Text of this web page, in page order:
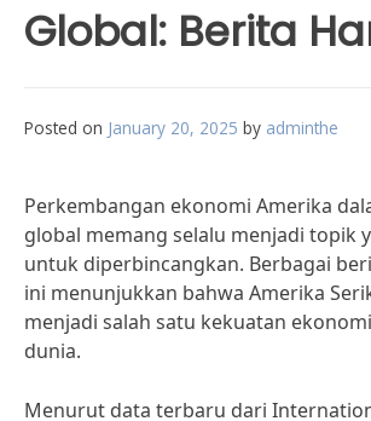
Global: Berita
Posted on January 20, 2025 by adminthe
Perkembangan ekonomi Amerika
global memang selalu menjadi topik
untuk diperbincangkan. Berbagai
ini menunjukkan bahwa Amerika
menjadi salah satu kekuatan
dunia.
Menurut data terbaru dari